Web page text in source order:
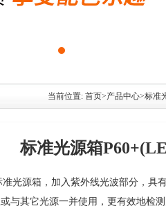
当前位置: 首页>产品中心>标准
标准光源箱
光源箱，加入紫外线光波部分，具
与其它光源一并使用，更有效地检